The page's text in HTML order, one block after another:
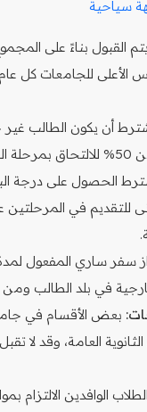
يتم القبول بناءً على
الأعلى للجامعات كل
أن يكون الطالب
الحصول على درجة
للتقديم في المرحلتين
سفر ساري المفعول لمدة
في بلد الطالب
بعض الأقسام في
العامة، وقد لا
الوافدين الالتزام